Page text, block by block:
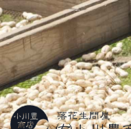
Category
商品カテゴリー